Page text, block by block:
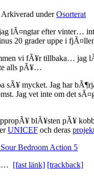
underOsorterat
lÃ¤ngtar efter vinter…
20 grader uppe i
vi fÃ¥r tillbaka… jag
alls pÃ¥…
mycket. Jag har
Jag vet inte om det
blÃ¥sten pÃ¥
UNICEF och deras
Bedroom Action 5
[fast länk] [trackback]